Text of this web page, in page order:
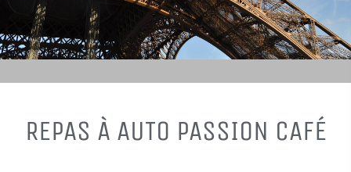
REPAS À AUTO PASSION CAFÉ